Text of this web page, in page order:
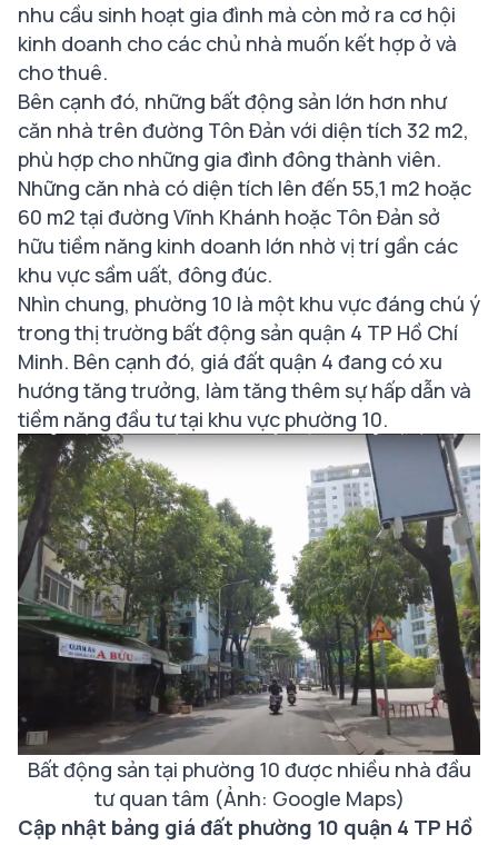
nhu cầu sinh hoạt gia đình mà còn mở ra cơ hội
kinh doanh cho các chủ nhà muốn kết hợp ở và
cho thuê.
Bên cạnh đó, những bất động sản lớn hơn như
căn nhà trên đường Tôn Đản với diện tích 32 m2,
phù hợp cho những gia đình đông thành viên.
Những căn nhà có diện tích lên đến 55,1 m2 hoặc
60 m2 tại đường Vĩnh Khánh hoặc Tôn Đản sở
hữu tiềm năng kinh doanh lớn nhờ vị trí gần các
khu vực sầm uất, đông đúc.
Nhìn chung, phường 10 là một khu vực đáng chú ý
trong thị trường bất động sản quận 4 TP Hồ Chí
Minh. Bên cạnh đó, giá đất quận 4 đang có xu
hướng tăng trưởng, làm tăng thêm sự hấp dẫn và
tiềm năng đầu tư tại khu vực phường 10.
Bất động sản tại phường 10 được nhiều nhà đầu
tư quan tâm (Ảnh: Google Maps)
Cập nhật bảng giá đất phường 10 quận 4 TP Hồ